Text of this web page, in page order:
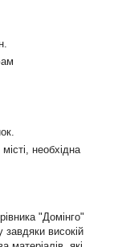
необхідна
"Домінго"
високій